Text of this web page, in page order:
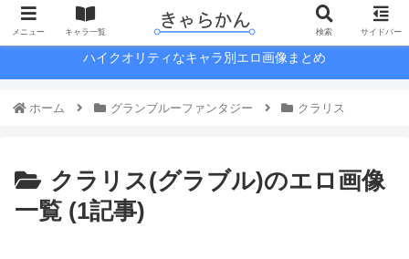
ハイクオリティなキャラ別エロ画像まとめ
ホーム グランブルーファンタジー クラリス
クラリス(グラブル)のエロ画像
一覧 (1記事)
メニュー キャラ一覧 検索 サイドバー